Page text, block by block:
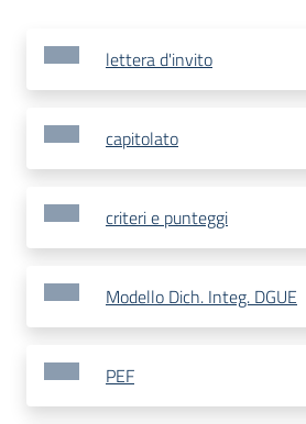
lettera d'invito
capitolato
criteri e punteggi
Modello Dich. Integ. DGUE
PEF